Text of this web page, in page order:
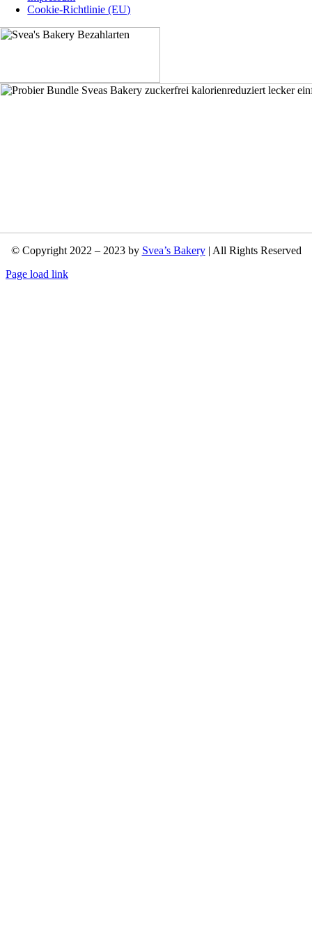
Cookie-Richtlinie (EU)
© Copyright 2022 – 2023 by Svea’s Bakery| All Rights Reserved
Page load link